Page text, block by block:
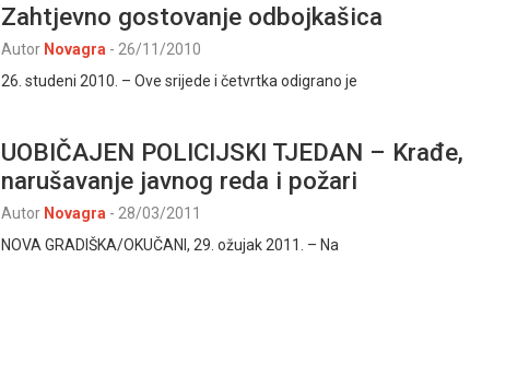
Zahtjevno gostovanje odbojkašica
Autor Novagra - 26/11/2010
26. studeni 2010. – Ove srijede i četvrtka odigrano je
UOBIČAJEN POLICIJSKI TJEDAN – Krađe,
narušavanje javnog reda i požari
Autor Novagra - 28/03/2011
NOVA GRADIŠKA/OKUČANI, 29. ožujak 2011. – Na